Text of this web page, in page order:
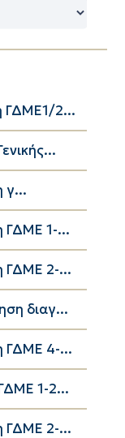
ΓΔΜΕ1/2...
γ...
ΓΔΜΕ 1-...
ΓΔΜΕ 2-...
διαγ...
ΓΔΜΕ 4-...
1-2...
ΓΔΜΕ 2-...